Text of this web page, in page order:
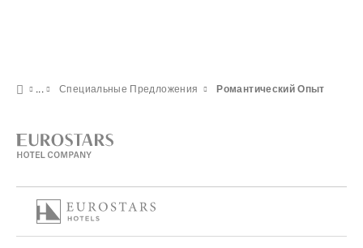
Специальные Предложения Pомантический Опыт